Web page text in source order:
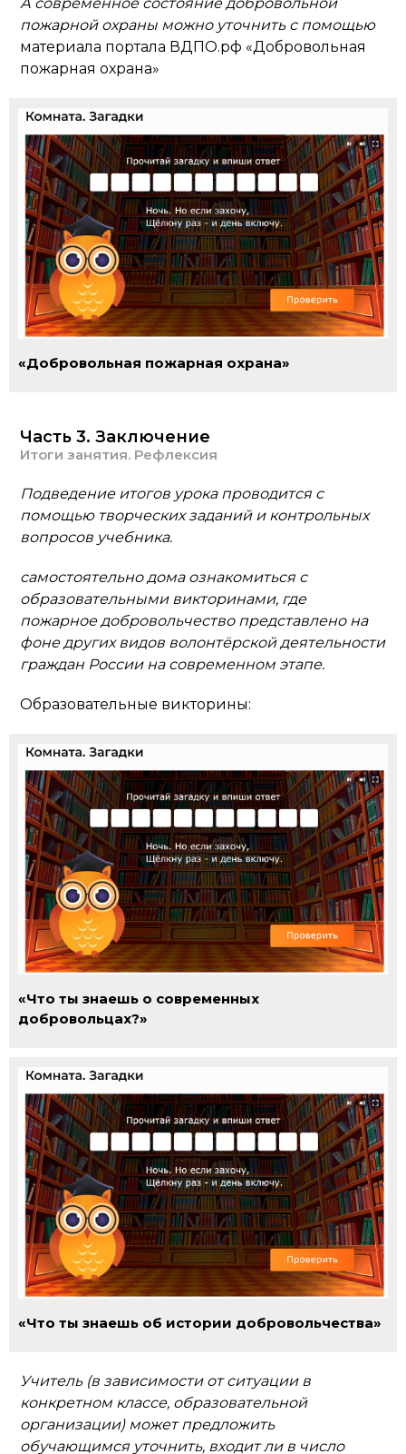
пожарной охраны можно уточнить с помощью
материала портала ВДПО.рф «Добровольная
пожарная охрана»
«Добровольная пожарная охрана»
Часть 3. Заключение
Итоги занятия. Рефлексия
Подведение итогов урока проводится с
помощью творческих заданий и контрольных
вопросов учебника.
самостоятельно дома ознакомиться с
образовательными викторинами, где
пожарное добровольчество представлено на
фоне других видов волонтёрской деятельности
граждан России на современном этапе.
Образовательные викторины:
«Что ты знаешь о современных
добровольцах?»
«Что ты знаешь об истории добровольчества»
Учитель (в зависимости от ситуации в
конкретном классе, образовательной
организации) может предложить
обучающимся уточнить, входит ли в число